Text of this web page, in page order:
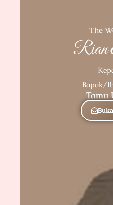
The
Rian
Bapak/
Tamu